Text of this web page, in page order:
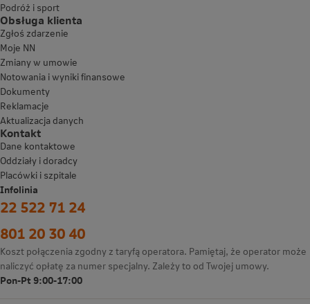
Podróż i sport
Obsługa klienta
Zgłoś zdarzenie
Moje NN
Zmiany w umowie
Notowania i wyniki finansowe
Dokumenty
Reklamacje
Aktualizacja danych
Kontakt
Dane kontaktowe
Oddziały i doradcy
Placówki i szpitale
Infolinia
22 522 71 24
801 20 30 40
Koszt połączenia zgodny z taryfą operatora. Pamiętaj, że operator może
naliczyć opłatę za numer specjalny. Zależy to od Twojej umowy.
Pon-Pt 9:00-17:00